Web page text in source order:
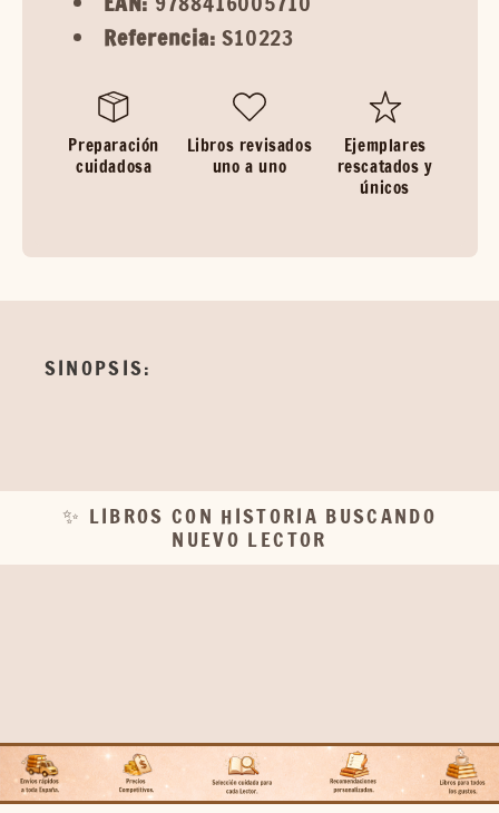
Referencia: S10223
Preparación
cuidadosa
Libros revisados
uno a uno
Ejemplares
rescatados y
únicos
SINOPSIS:
✨ LIBROS CON HISTORIA BUSCANDO
NUEVO LECTOR